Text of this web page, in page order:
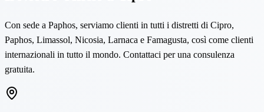
Con sede a Paphos, serviamo clienti in tutti i distretti di Cipro,
Paphos, Limassol, Nicosia, Larnaca e Famagusta, così come clienti
internazionali in tutto il mondo. Contattaci per una consulenza
gratuita.